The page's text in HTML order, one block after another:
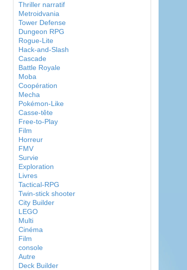
Thriller narratif
Metroidvania
Tower Defense
Dungeon RPG
Rogue-Lite
Hack-and-Slash
Cascade
Battle Royale
Moba
Coopération
Mecha
Pokémon-Like
Casse-tête
Free-to-Play
Film
Horreur
FMV
Survie
Exploration
Livres
Tactical-RPG
Twin-stick shooter
City Builder
LEGO
Multi
Cinéma
Film
console
Autre
Deck Builder